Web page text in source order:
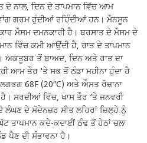
ਨਾਲ, ਦਿਨ ਦੇ ਤਾਪਮਾਨ ਵਿੱਚ ਆਮ
ਗਰਮ ਹੁੰਦੀਆਂ ਰਹਿੰਦੀਆਂ ਹਨ। ਮੌਨਸੂਨ
ਮੌਸਮ ਦਮਨਕਾਰੀ ਹੈ। ਬਰਸਾਤ ਦੇ ਮੌਸਮ ਦੇ
ਵਿੱਚ ਕਮੀ ਆਉਂਦੀ ਹੈ, ਰਾਤ ਦੇ ਤਾਪਮਾਨ
ਅਕਤੂਬਰ ਤੋਂ ਬਾਅਦ, ਦਿਨ ਅਤੇ ਰਾਤ ਦਾ
ਆਮ ਤੌਰ ‘ਤੇ ਸਭ ਤੋਂ ਠੰਡਾ ਮਹੀਨਾ ਹੁੰਦਾ ਹੈ
68F (20″C) ਅਤੇ ਔਸਤ ਰੋਜ਼ਾਨਾ
ਸਰਦੀਆਂ ਵਿੱਚ, ਖਾਸ ਤੌਰ ‘ਤੇ ਜਨਵਰੀ
ਲੰਘਣ ਦੇ ਮੱਦੇਨਜ਼ਰ ਸੀਤ ਲਹਿਰਾਂ ਜ਼ਿਲ੍ਹੇ ਨੂੰ
ਤਾਪਮਾਨ ਕਦੇ-ਕਦਾਈਂ ਠੰਢ ਤੋਂ ਹੇਠਾਂ ਚਲਾ
ਪੈਣ ਦੀ ਸੰਭਾਵਨਾ ਹੈ।